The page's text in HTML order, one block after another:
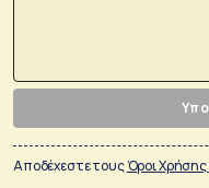
Αποδέχεστε τουςΌροι Χρήσης